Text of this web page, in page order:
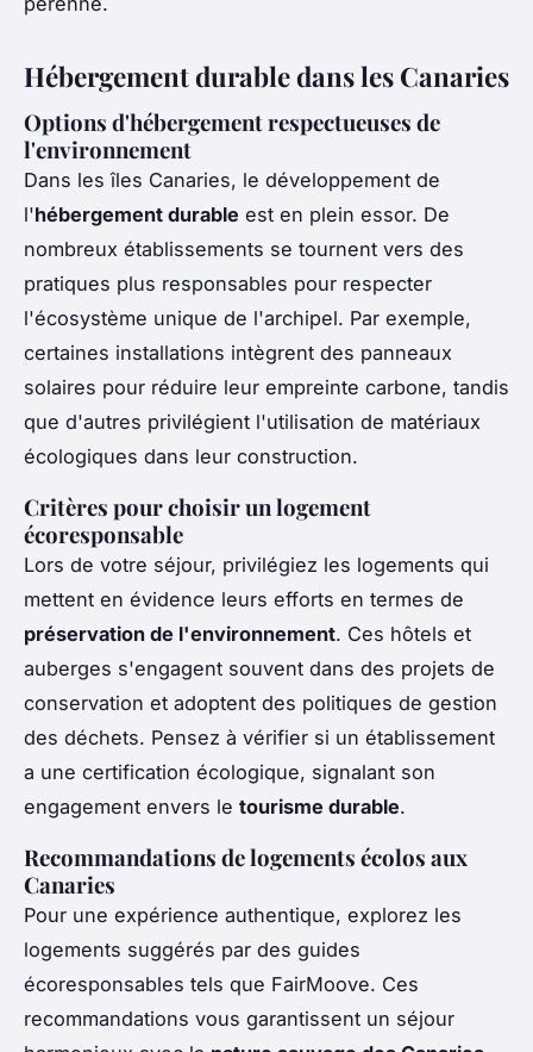
Hébergement durable dans les Canaries
Options d'hébergement respectueuses de
l'environnement
Dans les îles Canaries, le développement de
l'hébergement durable est en plein essor. De
nombreux établissements se tournent vers des
pratiques plus responsables pour respecter
l'écosystème unique de l'archipel. Par exemple,
certaines installations intègrent des panneaux
solaires pour réduire leur empreinte carbone, tandis
que d'autres privilégient l'utilisation de matériaux
écologiques dans leur construction.
Critères pour choisir un logement
écoresponsable
Lors de votre séjour, privilégiez les logements qui
mettent en évidence leurs efforts en termes de
préservation de l'environnement. Ces hôtels et
auberges s'engagent souvent dans des projets de
conservation et adoptent des politiques de gestion
des déchets. Pensez à vérifier si un établissement
a une certification écologique, signalant son
engagement envers le tourisme durable.
Recommandations de logements écolos aux
Canaries
Pour une expérience authentique, explorez les
logements suggérés par des guides
écoresponsables tels que FairMoove. Ces
recommandations vous garantissent un séjour